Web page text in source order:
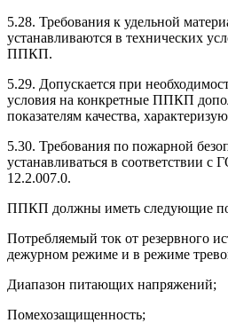
5.28. Требования к удельной
устанавливаются в технических
ППКП.
5.29. Допускается при
условия на конкретные ППКП
показателям качества,
5.30. Требования по пожарной
устанавливаться в соответствии
12.2.007.0.
ППКП должны иметь следующие
Потребляемый ток от резервного
дежурном режиме и в режиме
Диапазон питающих напряжений;
Помехозащищенность;